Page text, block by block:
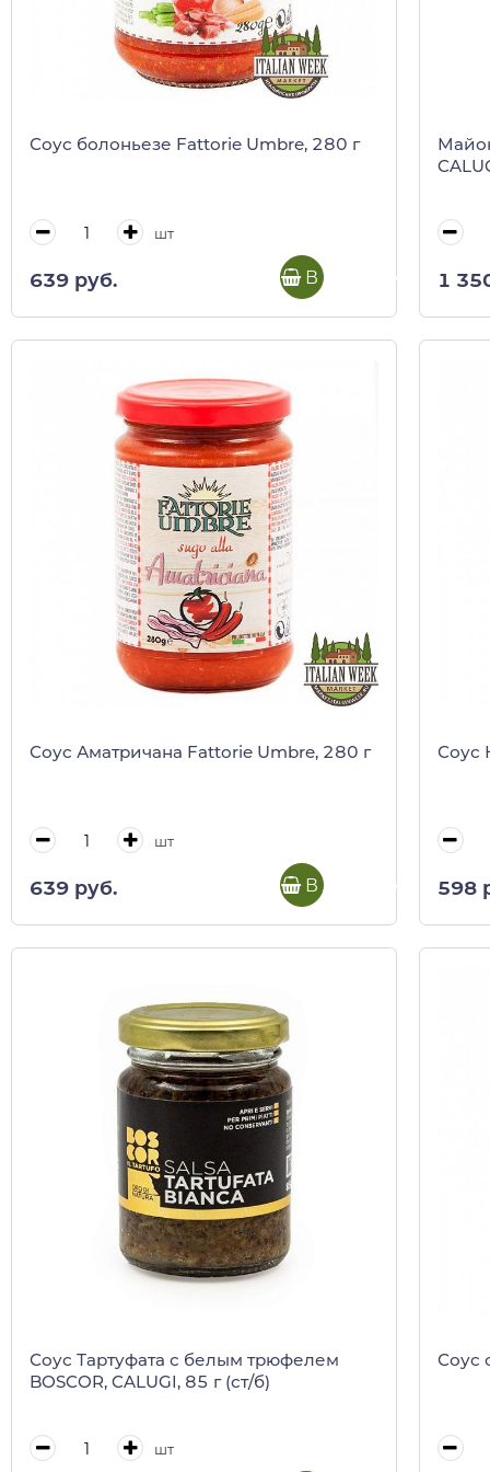
Соус болоньезе Fattorie Umbre, 280 г
шт
639 руб. В корзину 1
Соус Аматричана Fattorie Umbre, 280 г
шт
639 руб. В корзину
Соус
598
Соус Тартуфата с белым трюфелем
BOSCOR, CALUGI, 85 г (ст/б)
шт
Соус